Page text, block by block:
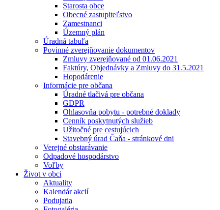
Starosta obce
Obecné zastupiteľstvo
Zamestnanci
Územný plán
Úradná tabuľa
Povinné zverejňovanie dokumentov
Zmluvy zverejňované od 01.06.2021
Faktúry, Objednávky a Zmluvy do 31.5.2021
Hopodárenie
Informácie pre občana
Úradné tlačivá pre občana
GDPR
Ohlasovňa pobytu - potrebné doklady
Cenník poskytnutých služieb
Užitočné pre cestujúcich
Stavebný úrad Čaňa - stránkové dni
Verejné obstarávanie
Odpadové hospodárstvo
Voľby
Život v obci
Aktuality
Kalendár akcií
Podujatia